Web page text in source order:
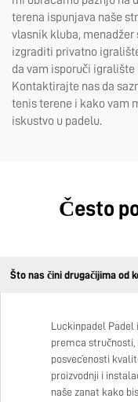
terena ispunjava naše
vlasnik kluba,
izgraditi privatno
da vam isporuči
Kontaktirajte nas da
tenis terene i kako vam
iskustvo u padelu.
Često
Što nas čini drugačijima od
Luckinpadel Padel
premca stručnosti,
posvećenosti
proizvodnji i
naše zanat kako